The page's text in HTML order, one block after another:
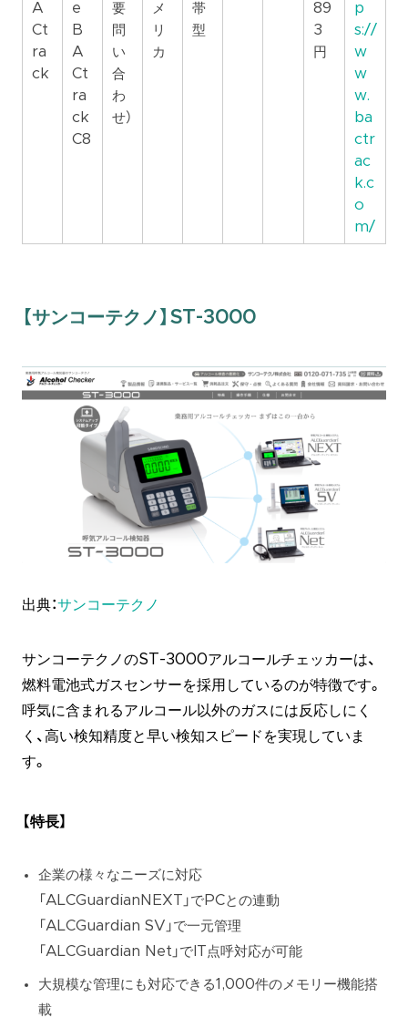
A
Ct
ra
ck
e
B
A
Ct
ra
ck
C8
要
問
い
合
わ
せ）
メ
リ
カ
帯
型
89
3
円
p
s://
w
w
w.
ba
ctr
ac
k.c
o
m/
【サンコーテクノ】ST-3000
出典：サンコーテクノ
サンコーテクノのST-3000アルコールチェッカーは、
燃料電池式ガスセンサーを採用しているのが特徴です。
呼気に含まれるアルコール以外のガスには反応しにく
く、高い検知精度と早い検知スピードを実現していま
す。
【特長】
企業の様々なニーズに対応
「ALCGuardianNEXT」でPCとの連動
「ALCGuardian SV」で一元管理
「ALCGuardian Net」でIT点呼対応が可能
大規模な管理にも対応できる1,000件のメモリー機能搭
載